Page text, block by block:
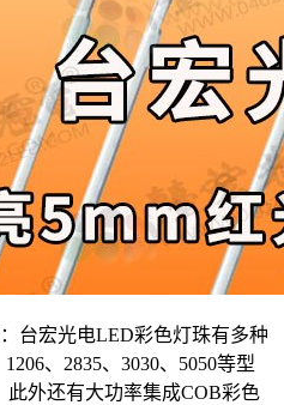
：台宏光电LED彩色灯珠有多种
、2835、3030、5050等型
此外还有大功率集成COB彩色